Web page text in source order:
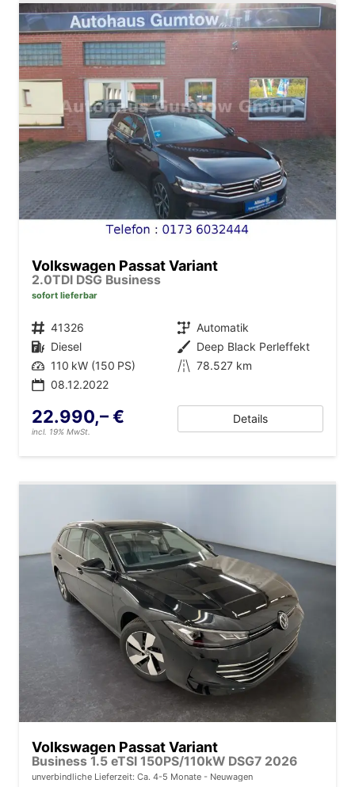
Volkswagen Passat Variant
2.0TDI DSG Business
sofort lieferbar
Fahrzeugnr. 41326 Getriebe Automatik
Kraftstoff Diesel Außenfarbe Deep Black Perleffekt
Leistung 110 kW (150 PS) Kilometerstand 78.527 km
08.12.2022
22.990,– €
incl. 19% MwSt.
Details
Volkswagen Passat Variant
Business 1.5 eTSI 150PS/110kW DSG7 2026
unverbindliche Lieferzeit: Ca. 4-5 Monate Neuwagen